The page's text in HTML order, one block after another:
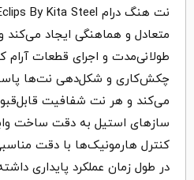
متعادل و هماهنگی ایجاد می‌کند
طولانی‌مدت و اجرای قطعات آرام
چکش‌کاری و شکل‌دهی نت‌ها
می‌کند و هر نت شفافیت
کنترل هارمونیک‌ها با دقت
در طول زمان عملکرد پایداری